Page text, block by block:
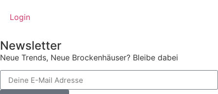
Login
Newsletter
Neue Trends, Neue Brockenhäuser? Bleibe dabei